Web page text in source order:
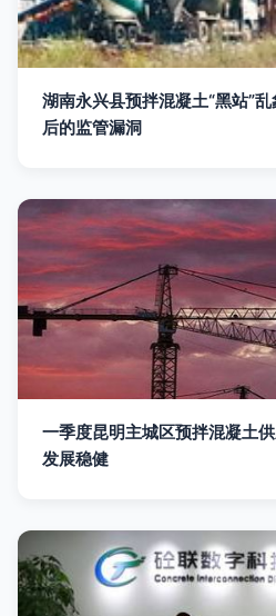
湖南永兴县预拌混凝土“黑站”
后的监管漏洞
一季度昆明主城区预拌混凝土
发展稳健